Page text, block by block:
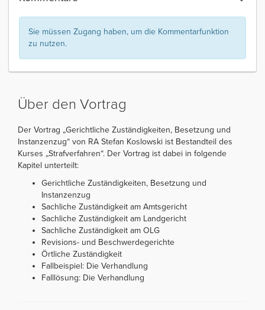
Sie müssen Zugang haben, um die Kommentarfunktion
zu nutzen.
Über den Vortrag
Der Vortrag „Gerichtliche Zuständigkeiten, Besetzung und
Instanzenzug“ von RA Stefan Koslowski ist Bestandteil des
Kurses „Strafverfahren“. Der Vortrag ist dabei in folgende
Kapitel unterteilt:
Gerichtliche Zuständigkeiten, Besetzung und
Instanzenzug
Sachliche Zuständigkeit am Amtsgericht
Sachliche Zuständigkeit am Landgericht
Sachliche Zuständigkeit am OLG
Revisions- und Beschwerdegerichte
Örtliche Zuständigkeit
Fallbeispiel: Die Verhandlung
Falllösung: Die Verhandlung